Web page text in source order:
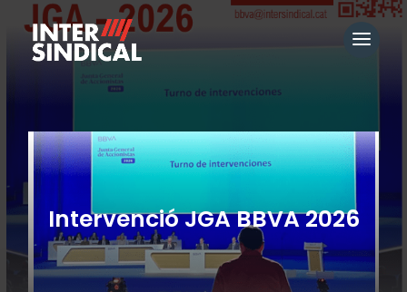
Intervenció JGA BBVA 2026